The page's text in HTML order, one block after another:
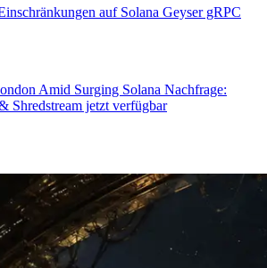
auf Solana Geyser gRPC
Amid Surging Solana Nachfrage:
Shredstream jetzt verfügbar